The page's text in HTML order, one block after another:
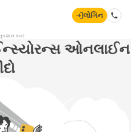
લોગિન
નુકશાન કવર
ઓનલાઈન